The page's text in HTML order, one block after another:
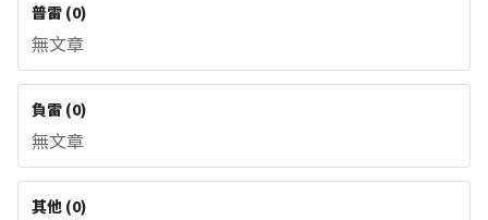
普雷 (0)
無文章
負雷 (0)
無文章
其他 (0)